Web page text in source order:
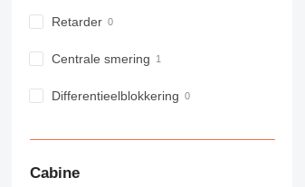
Retarder
Centrale smering
Differentieelblokkering
Cabine